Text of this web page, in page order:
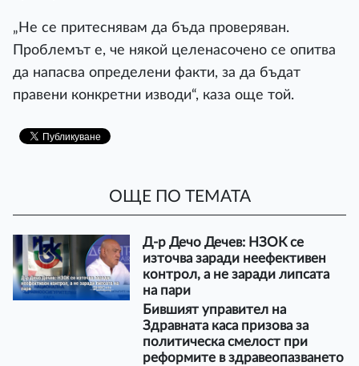
„Не се притеснявам да бъда проверяван.
Проблемът е, че някой целенасочено се опитва
да напасва определени факти, за да бъдат
правени конкретни изводи“, каза още той.
ОЩЕ ПО ТЕМАТА
Д-р Дечо Дечев: НЗОК се
източва заради неефективен
контрол, а не заради липсата
на пари
Бившият управител на
Здравната каса призова за
политическа смелост при
реформите в здравеопазването